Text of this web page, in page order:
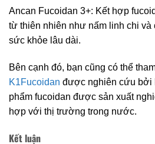
Ancan Fucoidan 3+: Kết hợp
từ thiên nhiên như nấm linh chi và
sức khỏe lâu dài.
Bên cạnh đó, bạn cũng có thể
K1Fucoidan được nghiên cứu bởi
phẩm fucoidan được sản xuất
hợp với thị trường trong nước.
Kết luận